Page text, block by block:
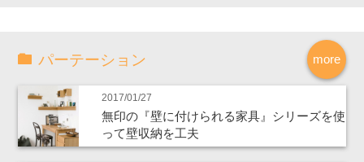
more
パーテーション
2017/01/27
無印の『壁に付けられる家具』シリーズを使
って壁収納を工夫